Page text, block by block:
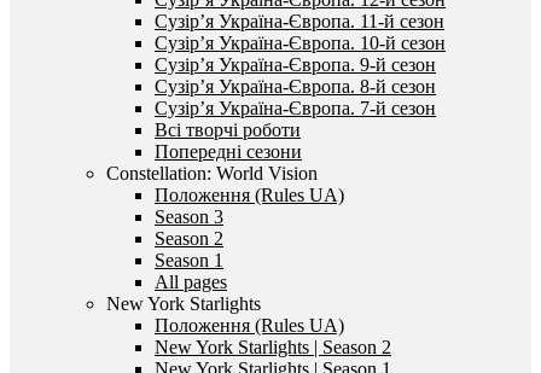
Сузір’я Україна-Європа. 11-й сезон
Сузір’я Україна-Європа. 10-й сезон
Сузір’я Україна-Європа. 9-й сезон
Сузір’я Україна-Європа. 8-й сезон
Сузір’я Україна-Європа. 7-й сезон
Всі творчі роботи
Попередні сезони
Constellation: World Vision
Положення (Rules UA)
Season 3
Season 2
Season 1
All pages
New York Starlights
Положення (Rules UA)
New York Starlights | Season 2
New York Starlights | Season 1